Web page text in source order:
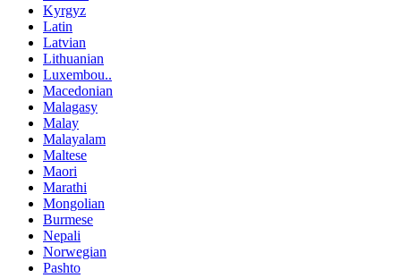
Kyrgyz
Latin
Latvian
Lithuanian
Luxembou..
Macedonian
Malagasy
Malay
Malayalam
Maltese
Maori
Marathi
Mongolian
Burmese
Nepali
Norwegian
Pashto